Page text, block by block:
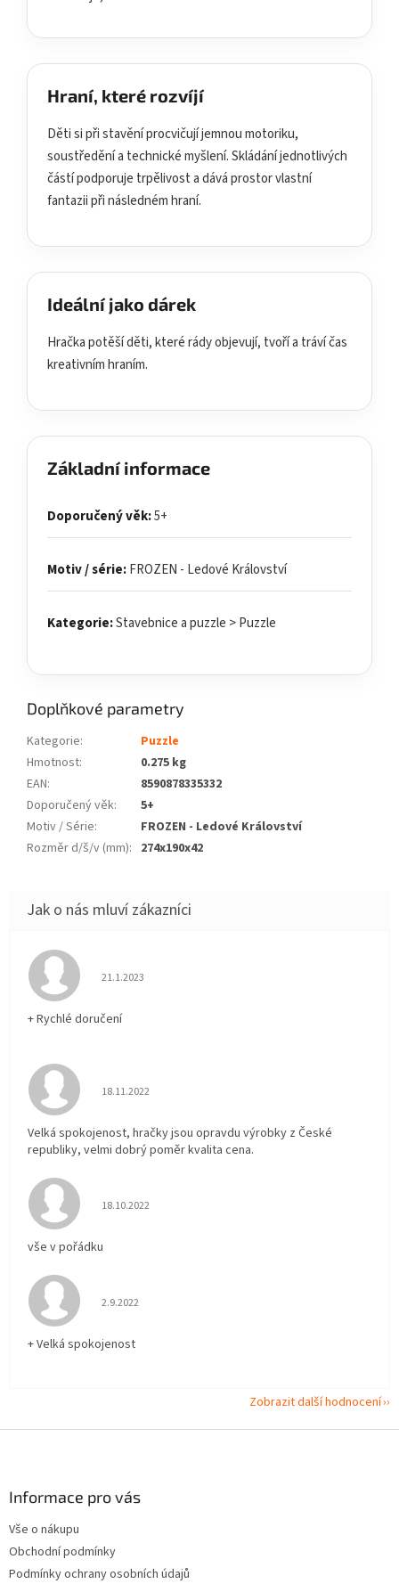
Hraní, které rozvíjí
Děti si při stavění procvičují jemnou motoriku,
soustředění a technické myšlení. Skládání jednotlivých
částí podporuje trpělivost a dává prostor vlastní
fantazii při následném hraní.
Ideální jako dárek
Hračka potěší děti, které rády objevují, tvoří a tráví čas
kreativním hraním.
Základní informace
Doporučený věk:5+
Motiv / série:FROZEN - Ledové Království
Kategorie:Stavebnice a puzzle > Puzzle
Doplňkové parametry
Kategorie:
Puzzle
Hmotnost:
0.275 kg
EAN:
8590878335332
Doporučený věk:
5+
Motiv / Série:
FROZEN - Ledové Království
Rozměr d/š/v (mm): 274x190x42
Hodnocení obchodu je 5 z 5 hvězdiček.
21.1.2023
+ Rychlé doručení
Hodnocení obchodu je 5 z 5 hvězdiček.
18.11.2022
Velká spokojenost, hračky jsou opravdu výrobky z České
republiky, velmi dobrý poměr kvalita cena.
Hodnocení obchodu je 5 z 5 hvězdiček.
18.10.2022
vše v pořádku
Hodnocení obchodu je 5 z 5 hvězdiček.
2.9.2022
+ Velká spokojenost
Zobrazit další hodnocení
Informace pro vás
Vše o nákupu
Obchodní podmínky
Podmínky ochrany osobních údajů